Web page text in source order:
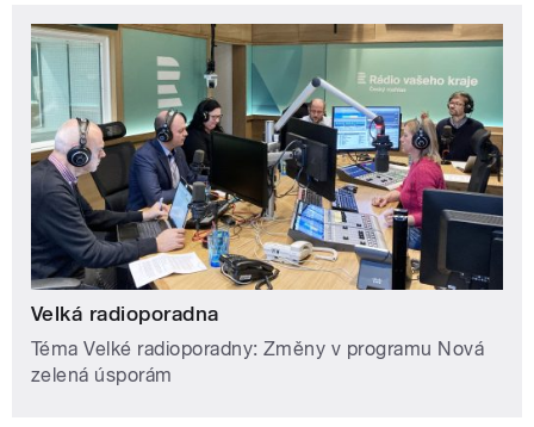
Velká radioporadna
Téma Velké radioporadny: Změny v programu Nová
zelená úsporám